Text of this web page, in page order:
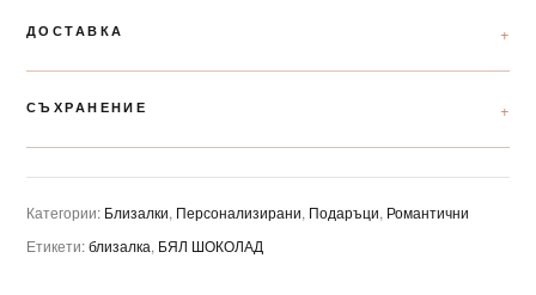
ДОСТАВКА
СЪХРАНЕНИЕ
Категории: Близалки, Персонализирани, Подаръци, Романтични
Етикети:близалка, БЯЛ ШОКОЛАД